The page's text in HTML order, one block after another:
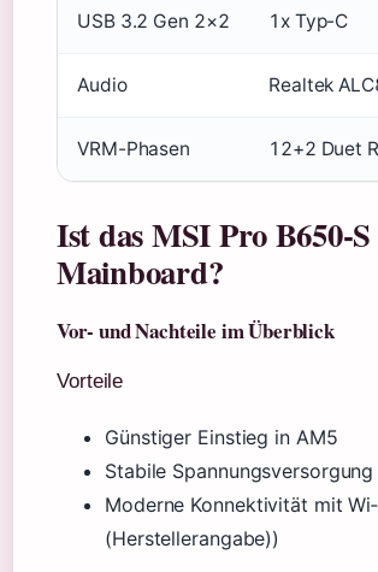
USB 3.2 Gen 2×2 1x Typ-C
Audio Realtek
VRM-Phasen 12+2 Duet
Ist das MSI Pro B650-
Mainboard?
Vor- und Nachteile im Überblick
Vorteile
Günstiger Einstieg in AM5
Stabile Spannungsversorgung
Moderne Konnektivität mit
(Herstellerangabe))